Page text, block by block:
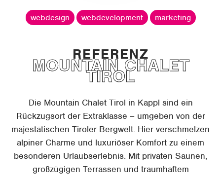
webdesign webdevelopment marketing
MOUNTAIN CHALET
TIROL
Die Mountain Chalet Tirol in Kappl sind ein
Rückzugsort der Extraklasse – umgeben von der
majestätischen Tiroler Bergwelt. Hier verschmelzen
alpiner Charme und luxuriöser Komfort zu einem
besonderen Urlaubserlebnis. Mit privaten Saunen,
großzügigen Terrassen und traumhaftem